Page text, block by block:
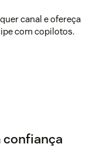
canal e ofereça
com copilotos.
confiança